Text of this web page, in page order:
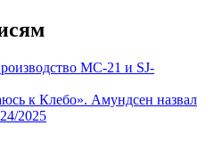
МС-21 и SJ-
к Клебо». Амундсен назвал
2025